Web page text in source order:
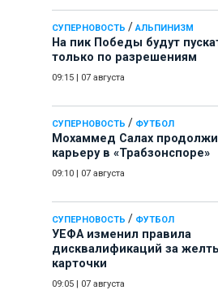
СУПЕРНОВОСТЬ / АЛЬПИНИЗМ
На пик Победы будут
только по разрешениям
09:15 07 августа
СУПЕРНОВОСТЬ / ФУТБОЛ
Мохаммед Салах
карьеру в «Трабзонспоре»
09:10 07 августа
СУПЕРНОВОСТЬ / ФУТБОЛ
УЕФА изменил правила
дисквалификаций за
карточки
09:05 07 августа